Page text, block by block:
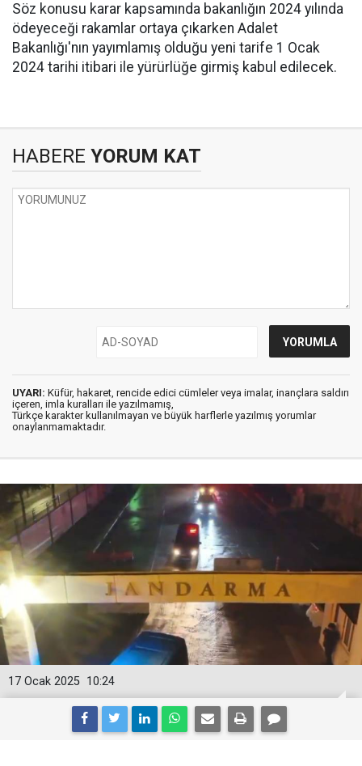
Söz konusu karar kapsamında bakanlığın 2024 yılında
ödeyeceği rakamlar ortaya çıkarken Adalet
Bakanlığı'nın yayımlamış olduğu yeni tarife 1 Ocak
2024 tarihi itibari ile yürürlüğe girmiş kabul edilecek.
HABERE YORUM KAT
UYARI: Küfür, hakaret, rencide edici cümleler veya imalar, inançlara saldırı
içeren, imla kuralları ile yazılmamış,
Türkçe karakter kullanılmayan ve büyük harflerle yazılmış yorumlar
onaylanmamaktadır.
10:24
17 Ocak 2025